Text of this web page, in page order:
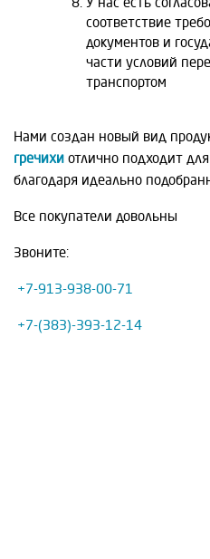
соответствие
документов и
части условий
транспортом
Нами создан новый вид
гречихи отлично подходит
благодаря идеально
Все покупатели довольны
Звоните:
+7-913-938-00-71
+7-(383)-393-12-14